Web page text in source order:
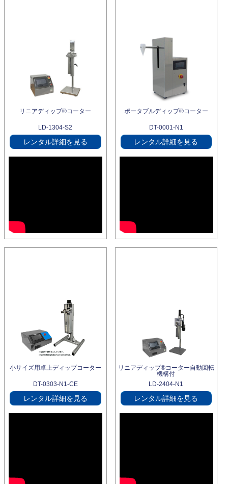
リニアディップ®コーター
LD-1304-S2
レンタル詳細を見る
ポータブルディップ®コーター
DT-0001-N1
レンタル詳細を見る
小サイズ用卓上ディップコーター
DT-0303-N1-CE
レンタル詳細を見る
リニアディップ®コーター自動回転
機構付
LD-2404-N1
レンタル詳細を見る